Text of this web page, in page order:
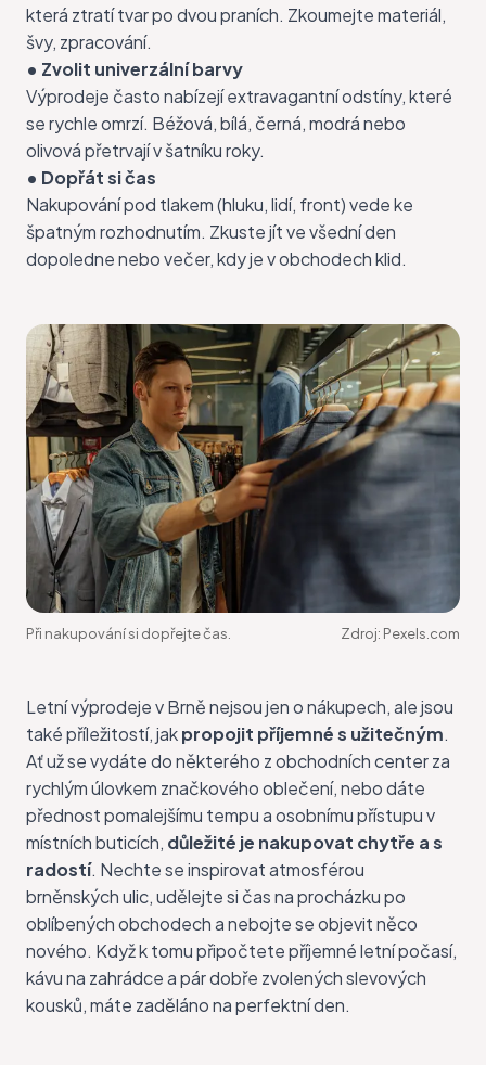
která ztratí tvar po dvou praních. Zkoumejte materiál,
švy, zpracování.
• Zvolit univerzální barvy
Výprodeje často nabízejí extravagantní odstíny, které
se rychle omrzí. Béžová, bílá, černá, modrá nebo
olivová přetrvají v šatníku roky.
• Dopřát si čas
Nakupování pod tlakem (hluku, lidí, front) vede ke
špatným rozhodnutím. Zkuste jít ve všední den
dopoledne nebo večer, kdy je v obchodech klid.
Při nakupování si dopřejte čas. Zdroj: Pexels.com
Letní výprodeje v Brně nejsou jen o nákupech, ale jsou
také příležitostí, jakpropojit příjemné s užitečným.
Ať už se vydáte do některého z obchodních center za
rychlým úlovkem značkového oblečení, nebo dáte
přednost pomalejšímu tempu a osobnímu přístupu v
místních buticích, důležité je nakupovat chytře a s
radostí. Nechte se inspirovat atmosférou
brněnských ulic, udělejte si čas na procházku po
oblíbených obchodech a nebojte se objevit něco
nového. Když k tomu připočtete příjemné letní počasí,
kávu na zahrádce a pár dobře zvolených slevových
kousků, máte zaděláno na perfektní den.